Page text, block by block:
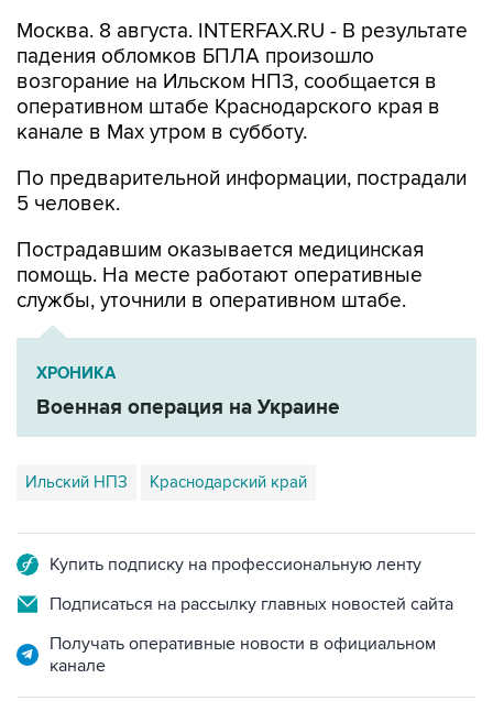
Москва. 8 августа. INTERFAX.RU - В результате
падения обломков БПЛА произошло
возгорание на Ильском НПЗ, сообщается в
оперативном штабе Краснодарского края в
канале в Max утром в субботу.
По предварительной информации, пострадали
5 человек.
Пострадавшим оказывается медицинская
помощь. На месте работают оперативные
службы, уточнили в оперативном штабе.
ХРОНИКА
Военная операция на Украине
Ильский НПЗ Краснодарский край
Купить подписку на профессиональную ленту
Подписаться на рассылку главных новостей сайта
Получать оперативные новости в официальном
канале